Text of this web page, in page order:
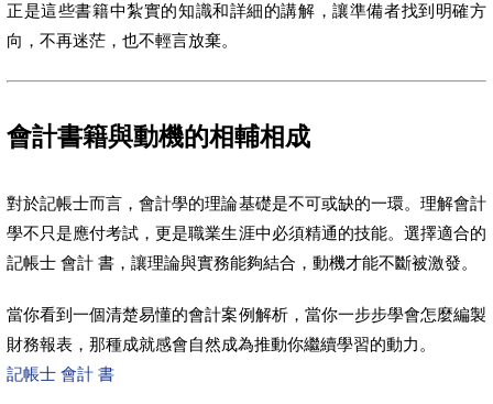
正是這些書籍中紮實的知識和詳細的講解，讓準備者找到明確方
向，不再迷茫，也不輕言放棄。
會計書籍與動機的相輔相成
對於記帳士而言，會計學的理論基礎是不可或缺的一環。理解會計
學不只是應付考試，更是職業生涯中必須精通的技能。選擇適合的
記帳士 會計 書，讓理論與實務能夠結合，動機才能不斷被激發。
當你看到一個清楚易懂的會計案例解析，當你一步步學會怎麼編製
財務報表，那種成就感會自然成為推動你繼續學習的動力。
記帳士 會計 書